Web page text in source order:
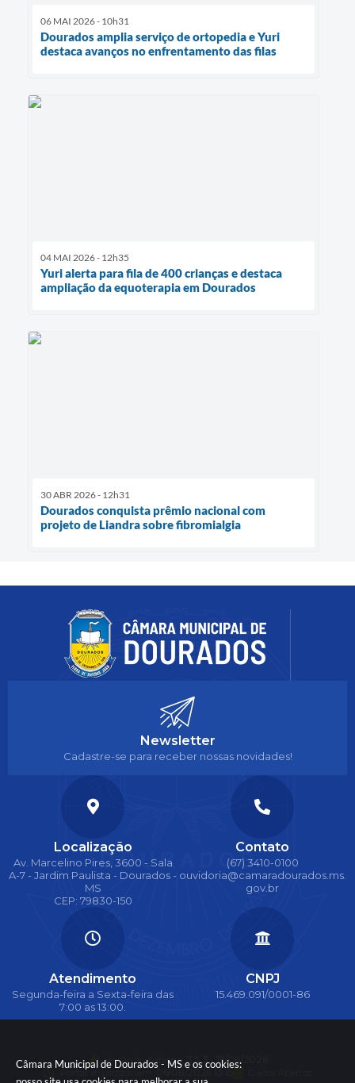
Câmara Municipal de Dourados - MS e os cookies:
06 MAI 2026 - 10h31
Dourados amplia serviço de ortopedia e Yuri
destaca avanços no enfrentamento das filas
04 MAI 2026 - 12h35
Yuri alerta para fila de 400 crianças e destaca
ampliação da equoterapia em Dourados
30 ABR 2026 - 12h31
Dourados conquista prêmio nacional com
projeto de Liandra sobre fibromialgia
Newsletter
Cadastre-se para receber nossas novidades!
Localização
Av. Marcelino Pires, 3600 - Sala
A-7 - Jardim Paulista - Dourados -
MS
CEP: 79830-150
Contato
(67) 3410-0100
ouvidoria@camaradourados.ms.
gov.br
Atendimento
Segunda-feira a Sexta-feira das
7:00 as 13:00.
CNPJ
15.469.091/0001-86
Versão do Sistema:3.5.3 - 19/06/2026
Portal atualizado em: